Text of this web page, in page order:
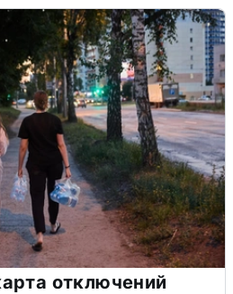
отключений